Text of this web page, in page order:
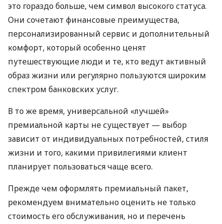
это гораздо больше, чем символ высокого статуса.
Они сочетают финансовые преимущества,
персонализированный сервис и дополнительный
комфорт, который особенно ценят
путешествующие люди и те, кто ведут активный
образ жизни или регулярно пользуются широким
спектром банковских услуг.
В то же время, универсальной «лучшей»
премиальной карты не существует — выбор
зависит от индивидуальных потребностей, стиля
жизни и того, какими привилегиями клиент
планирует пользоваться чаще всего.
Прежде чем оформлять премиальный пакет,
рекомендуем внимательно оценить не только
стоимость его обслуживания, но и перечень